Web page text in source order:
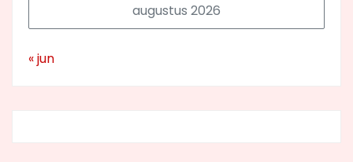
augustus 2026
« jun